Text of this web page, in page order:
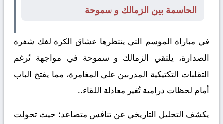
الحاسمة بين الزمالك و سموحة
في مباراة الموسم التي ينتظرها عشاق الكرة لفك شفرة
الصدارة، يلتقي الزمالك و سموحة في مواجهة تُرغم
التقلبات التكتيكية المدربين على المغامرة، مما يفتح الباب
أمام لحظات درامية تُغير معادلة اللقاء..
يكشف التحليل التاريخي عن تنافس متصاعد؛ حيث تحولت